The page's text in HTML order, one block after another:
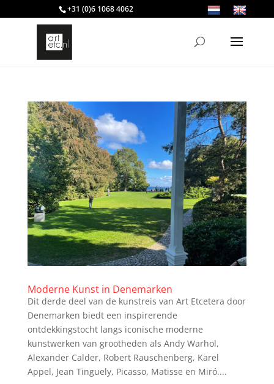
+31 (0)6 1068 4062
Moderne Kunst in Denemarken
Dit derde deel van de kunstreis van Art Etcetera door
Denemarken biedt een inspirerende
ontdekkingstocht langs iconische moderne
kunstwerken van grootheden als Andy Warhol,
Alexander Calder, Robert Rauschenberg, Karel
Appel, Jean Tinguely, Picasso, Matisse en Miró....